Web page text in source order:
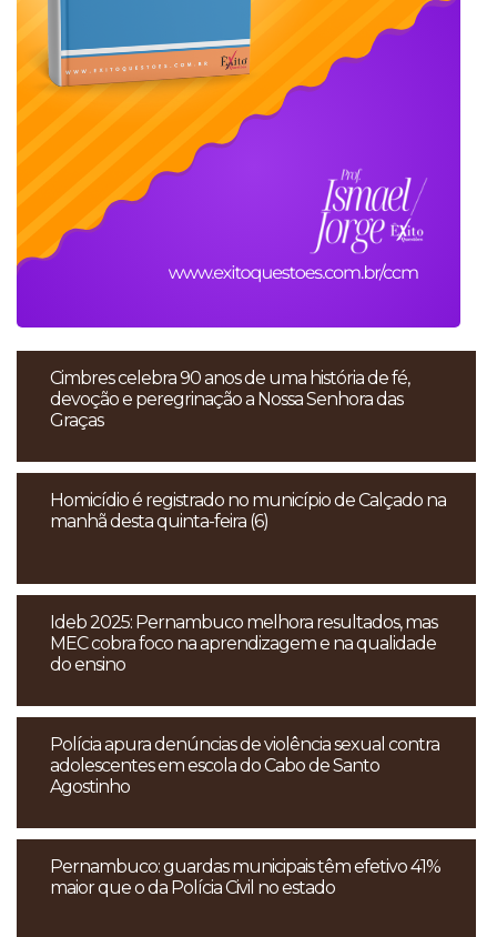
Cimbres celebra 90 anos de uma história de fé,
devoção e peregrinação a Nossa Senhora das
Graças
Homicídio é registrado no município de Calçado na
manhã desta quinta-feira (6)
Ideb 2025: Pernambuco melhora resultados, mas
MEC cobra foco na aprendizagem e na qualidade
do ensino
Polícia apura denúncias de violência sexual contra
adolescentes em escola do Cabo de Santo
Agostinho
Pernambuco: guardas municipais têm efetivo 41%
maior que o da Polícia Civil no estado